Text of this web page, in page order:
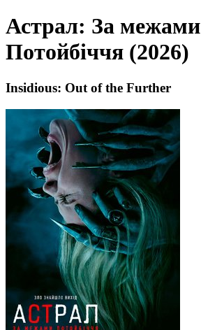
Астрал: За межами
Потойбіччя (2026)
Insidious: Out of the Further